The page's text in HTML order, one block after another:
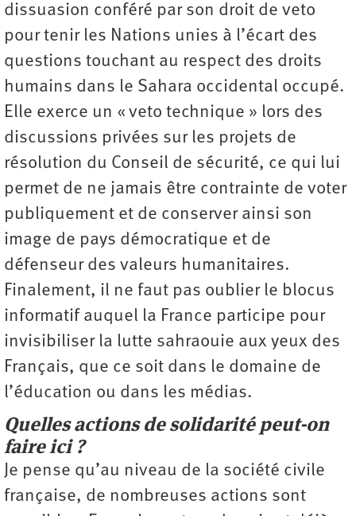
dissuasion conféré par son droit de veto
pour tenir les Nations unies à l’écart des
questions touchant au respect des droits
humains dans le Sahara occidental occupé.
Elle exerce un « veto technique » lors des
discussions privées sur les projets de
résolution du Conseil de sécurité, ce qui lui
permet de ne jamais être contrainte de voter
publiquement et de conserver ainsi son
image de pays démocratique et de
défenseur des valeurs humanitaires.
Finalement, il ne faut pas oublier le blocus
informatif auquel la France participe pour
invisibiliser la lutte sahraouie aux yeux des
Français, que ce soit dans le domaine de
l’éducation ou dans les médias.
Quelles actions de solidarité peut-on
faire ici ?
Je pense qu’au niveau de la société civile
française, de nombreuses actions sont